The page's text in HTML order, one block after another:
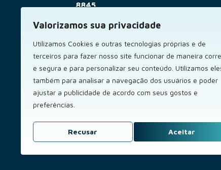
Valorizamos sua privacidade
Utilizamos Cookies e outras tecnologias próprias e de
terceiros para fazer nosso site funcionar de maneira
e segura e para personalizar seu conteúdo. Utilizamos
também para analisar a navegação dos usuários e poder
ajustar a publicidade de acordo com seus gostos e
preferências.
Recusar Aceitar
8845
De segunda a sexta, das
9h às 13h e das 14h às
18h, exceto em feriados.
A Preks é uma empresa de tecnologia que atua
Não somos uma